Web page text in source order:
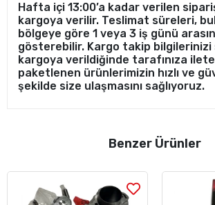
Hafta içi 13:00’a kadar verilen
kargoya verilir. Teslimat süreleri,
bölgeye göre 1 veya 3 iş günü
gösterebilir. Kargo takip bilgilerinizi
kargoya verildiğinde tarafınıza
paketlenen ürünlerimizin hızlı ve
şekilde size ulaşmasını sağlıyoruz.
Benzer Ürünler